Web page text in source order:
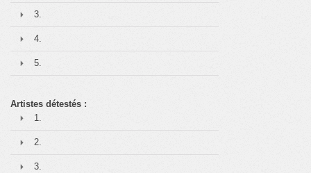
3.
4.
5.
Artistes détestés :
1.
2.
3.